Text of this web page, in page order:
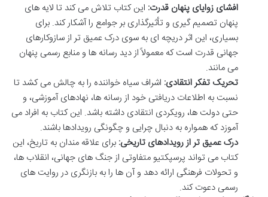
افشای زوایای پنهان قدرت: این کتاب تلاش می کند تا لایه های
پنهان تصمیم گیری و تأثیرگذاری بر جوامع را آشکار کند. برای
بسیاری، این اثر دریچه ای به سوی درک عمیق تر از سازوکارهای
جهانی قدرت است که معمولاً از دید رسانه ها و منابع رسمی پنهان
می مانند.
تحریک تفکر انتقادی: اشراف سیاه خواننده را به چالش می کشد تا
نسبت به اطلاعات دریافتی خود از رسانه ها، نهادهای آموزشی، و
حتی دولت ها، رویکردی انتقادی داشته باشد. این کتاب به افراد می
آموزد که همواره به دنبال چرایی و چگونگی رویدادها باشند.
درک عمیق تر از رویدادهای تاریخی: برای علاقه مندان به تاریخ، این
کتاب می تواند پرسپکتیو متفاوتی از جنگ های جهانی، انقلاب ها،
و تحولات فرهنگی ارائه دهد و آن ها را به بازنگری در روایت های
رسمی دعوت کند.